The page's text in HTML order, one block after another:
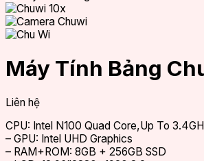
Máy Tính Bảng
Liên hệ
CPU: Intel N100 Quad Core,Up To
– GPU: Intel UHD Graphics
– RAM+ROM: 8GB + 256GB SSD